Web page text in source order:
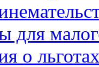
для
о